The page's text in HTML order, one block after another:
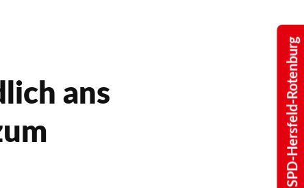
ans
SPD-Hersfeld-Rotenburg